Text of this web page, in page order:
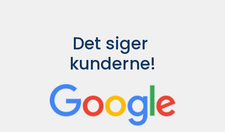
Det siger
kunderne!